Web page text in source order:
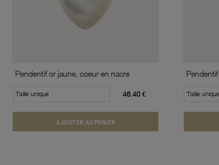
Pendentif or jaune, coeur en nacre
Taille unique 46.40 €
AJOUTER AU PANIER
Taille